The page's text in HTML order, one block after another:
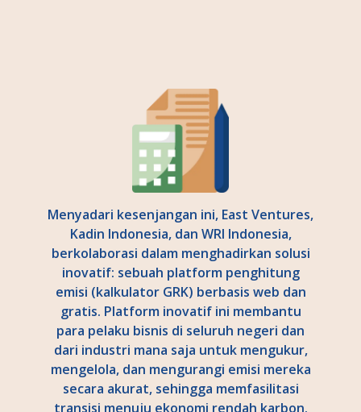
Menyadari kesenjangan ini, East Ventures,
Kadin Indonesia, dan WRI Indonesia,
berkolaborasi dalam menghadirkan solusi
inovatif: sebuah platform penghitung
emisi (kalkulator GRK) berbasis web dan
gratis. Platform inovatif ini membantu
para pelaku bisnis di seluruh negeri dan
dari industri mana saja untuk mengukur,
mengelola, dan mengurangi emisi mereka
secara akurat, sehingga memfasilitasi
transisi menuju ekonomi rendah karbon.